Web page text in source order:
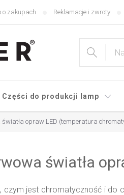
o zakupach Reklamacje i zwroty
Części do produkcji lamp
opraw LED (temperatura
światła
czym jest chromatyczność i do